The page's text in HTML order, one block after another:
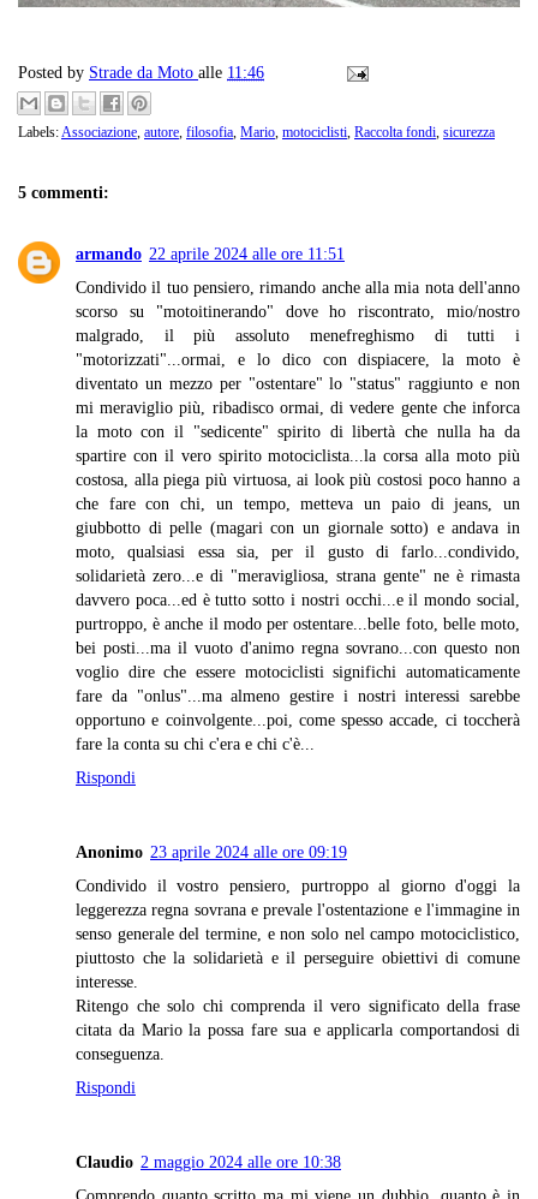
Posted by Strade da Moto alle 11:46
Labels: Associazione autore filosofia Mario motociclisti Raccolta fondi sicurezza
5 commenti:
armando 22 aprile 2024 alle ore 11:51
Condivido il tuo pensiero, rimando anche alla mia nota dell'anno
scorso su "motoitinerando" dove ho riscontrato, mio/nostro
malgrado, il più assoluto menefreghismo di tutti i
"motorizzati"...ormai, e lo dico con dispiacere, la moto è
diventato un mezzo per "ostentare" lo "status" raggiunto e non
mi meraviglio più, ribadisco ormai, di vedere gente che inforca
la moto con il "sedicente" spirito di libertà che nulla ha da
spartire con il vero spirito motociclista...la corsa alla moto più
costosa, alla piega più virtuosa, ai look più costosi poco hanno a
che fare con chi, un tempo, metteva un paio di jeans, un
giubbotto di pelle (magari con un giornale sotto) e andava in
moto, qualsiasi essa sia, per il gusto di farlo...condivido,
solidarietà zero...e di "meravigliosa, strana gente" ne è rimasta
davvero poca...ed è tutto sotto i nostri occhi...e il mondo social,
purtroppo, è anche il modo per ostentare...belle foto, belle moto,
bei posti...ma il vuoto d'animo regna sovrano...con questo non
voglio dire che essere motociclisti significhi automaticamente
fare da "onlus"...ma almeno gestire i nostri interessi sarebbe
opportuno e coinvolgente...poi, come spesso accade, ci toccherà
fare la conta su chi c'era e chi c'è...
Rispondi
Anonimo 23 aprile 2024 alle ore 09:19
Condivido il vostro pensiero, purtroppo al giorno d'oggi la
leggerezza regna sovrana e prevale l'ostentazione e l'immagine in
senso generale del termine, e non solo nel campo motociclistico,
piuttosto che la solidarietà e il perseguire obiettivi di comune
interesse.
Ritengo che solo chi comprenda il vero significato della frase
citata da Mario la possa fare sua e applicarla comportandosi di
conseguenza.
Rispondi
Claudio 2 maggio 2024 alle ore 10:38
Comprendo quanto scritto ma mi viene un dubbio, quanto è in